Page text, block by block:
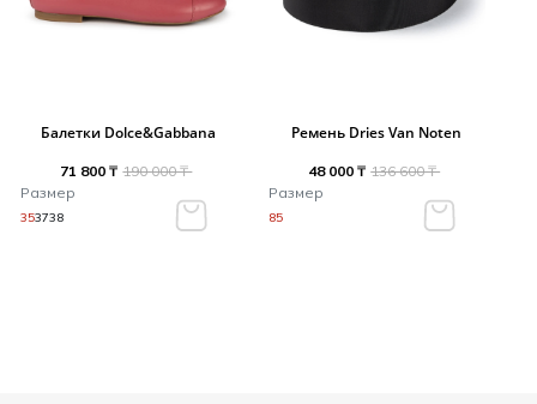
Балетки Dolce&Gabbana
71 800 ₸ 190 000 ₸
Размер
353738
Ремень Dries Van Noten
48 000 ₸ 136 600 ₸
Размер
85